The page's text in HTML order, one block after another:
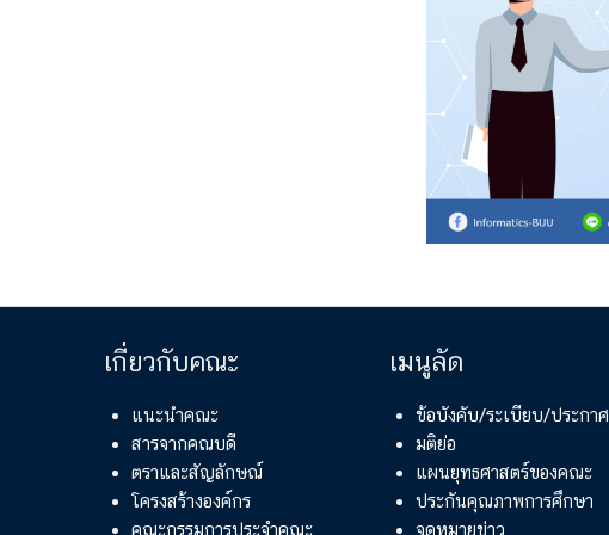
เกี่ยวกับคณะ
แนะนำคณะ
สารจากคณบดี
ตราและสัญลักษณ์
โครงสร้างองค์กร
คณะกรรมการประจำคณะ
เมนูลัด
ข้อบังคับ/ระเบียบ/ประกาศ
มติย่อ
แผนยุทธศาสตร์ของคณะ
ประกันคุณภาพการศึกษา
จดหมายข่าว